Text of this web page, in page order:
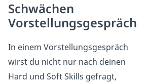
Schwächen
Vorstellungsgespräch
In einem Vorstellungsgespräch
wirst du nicht nur nach deinen
Hard und Soft Skills gefragt,